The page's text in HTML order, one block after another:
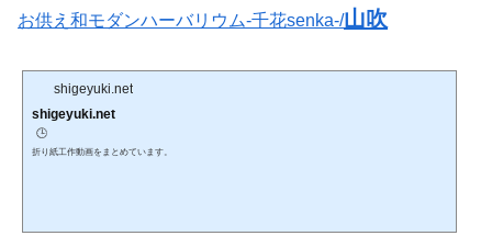
お供え和モダンハーバリウム-千花senka-/山吹
shigeyuki.net
shigeyuki.net
🕒️
折り紙工作動画をまとめています。